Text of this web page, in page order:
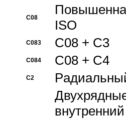
C08
ISO
C083 C08 + C3
C084 C08 + C4
C2